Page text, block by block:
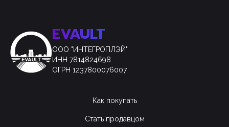
EVAULT
ООО "ИНТЕГРОПЛЭЙ"
ИНН 7814824698
ОГРН 1237800076007
Как покупать
Стать продавцом